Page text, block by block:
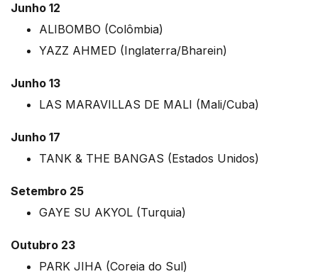
Junho 12
ALIBOMBO (Colômbia)
YAZZ AHMED (Inglaterra/Bharein)
Junho 13
LAS MARAVILLAS DE MALI (Mali/Cuba)
Junho 17
TANK & THE BANGAS (Estados Unidos)
Setembro 25
GAYE SU AKYOL (Turquia)
Outubro 23
PARK JIHA (Coreia do Sul)